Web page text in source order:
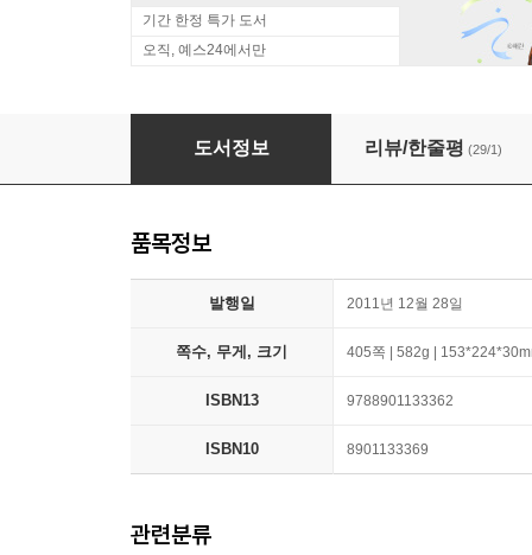
기간 한정 특가 도서
오직, 예스24에서만
줄리엣 1
도서정보 리뷰/한줄평 (29/1)
품목정보
발행일 2011년 12월 28일
쪽수, 무게, 크기 405쪽 | 582g |
ISBN13 9788901133362
ISBN10 8901133369
관련분류